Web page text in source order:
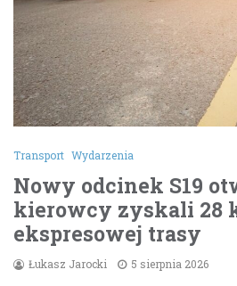
Transport Wydarzenia
Nowy odcinek S19
kierowcy zyskali 28
ekspresowej trasy
Łukasz Jarocki 5 sierpnia 2026